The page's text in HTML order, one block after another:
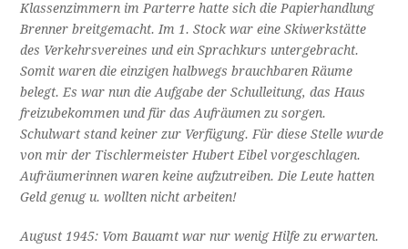
Klassenzimmern im Parterre hatte sich die Papierhandlung
Brenner breitgemacht. Im 1. Stock war eine Skiwerkstätte
des Verkehrsvereines und ein Sprachkurs untergebracht.
Somit waren die einzigen halbwegs brauchbaren Räume
belegt. Es war nun die Aufgabe der Schulleitung, das Haus
freizubekommen und für das Aufräumen zu sorgen.
Schulwart stand keiner zur Verfügung. Für diese Stelle wurde
von mir der Tischlermeister Hubert Eibel vorgeschlagen.
Aufräumerinnen waren keine aufzutreiben. Die Leute hatten
Geld genug u. wollten nicht arbeiten!
August 1945: Vom Bauamt war nur wenig Hilfe zu erwarten.